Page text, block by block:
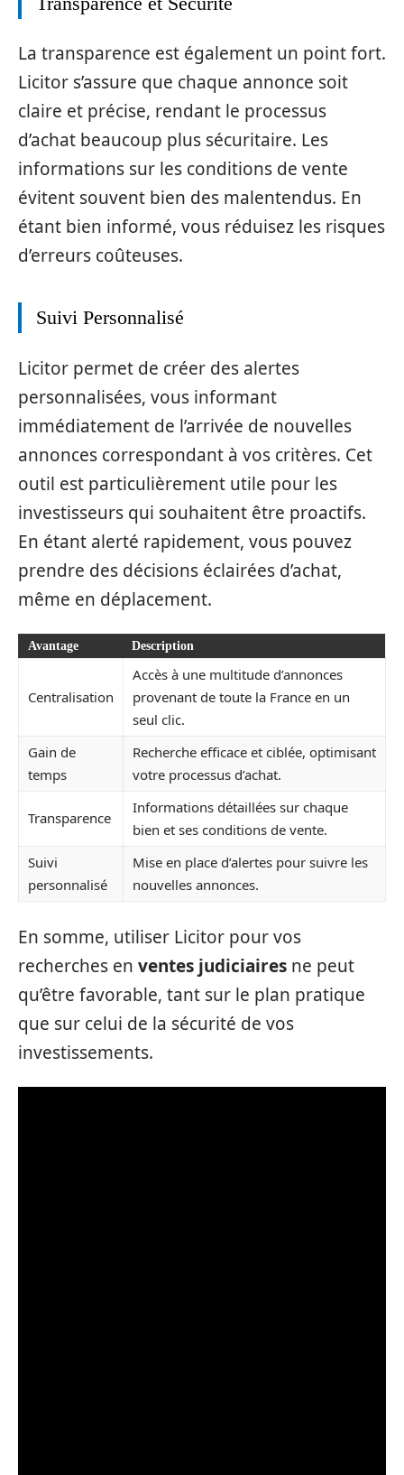
La transparence est également un point fort.
Licitor s’assure que chaque annonce soit
claire et précise, rendant le processus
d’achat beaucoup plus sécuritaire. Les
informations sur les conditions de vente
évitent souvent bien des malentendus. En
étant bien informé, vous réduisez les risques
d’erreurs coûteuses.
Suivi Personnalisé
Licitor permet de créer des alertes
personnalisées, vous informant
immédiatement de l’arrivée de nouvelles
annonces correspondant à vos critères. Cet
outil est particulièrement utile pour les
investisseurs qui souhaitent être proactifs.
En étant alerté rapidement, vous pouvez
prendre des décisions éclairées d’achat,
même en déplacement.
Avantage Description
Centralisation
Accès à une multitude d’annonces
provenant de toute la France en un
seul clic.
Gain de
temps
Recherche efficace et ciblée, optimisant
votre processus d’achat.
Transparence
Informations détaillées sur chaque
bien et ses conditions de vente.
Suivi
personnalisé
Mise en place d’alertes pour suivre les
nouvelles annonces.
En somme, utiliser Licitor pour vos
recherches en ventes judiciaires ne peut
qu’être favorable, tant sur le plan pratique
que sur celui de la sécurité de vos
investissements.